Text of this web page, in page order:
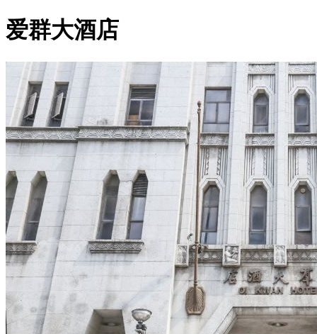
爱群大酒店